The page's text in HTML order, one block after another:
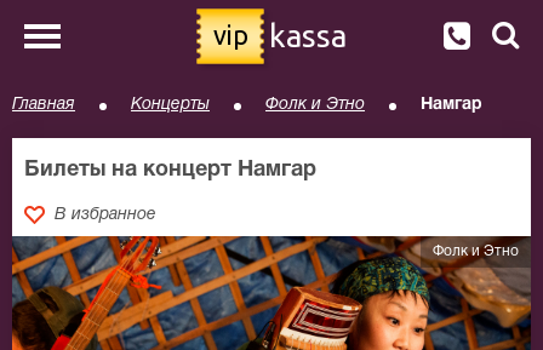
vip kassa
Главная Концерты Фолк и Этно Намгар
Билеты на концерт Намгар
В избранное
Фолк и Этно